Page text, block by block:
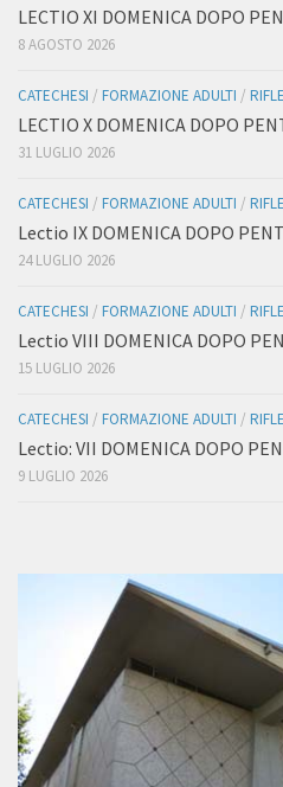
LECTIO XI DOMENICA DOPO
8 AGOSTO 2026
CATECHESI / FORMAZIONE ADULTI /
LECTIO X DOMENICA DOPO
31 LUGLIO 2026
CATECHESI / FORMAZIONE ADULTI /
Lectio IX DOMENICA DOPO
24 LUGLIO 2026
CATECHESI / FORMAZIONE ADULTI /
Lectio VIII DOMENICA DOPO
15 LUGLIO 2026
CATECHESI / FORMAZIONE ADULTI /
Lectio: VII DOMENICA DOPO
9 LUGLIO 2026